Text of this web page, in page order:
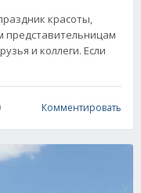
красоты,
представительницам
и коллеги. Если
Комментировать